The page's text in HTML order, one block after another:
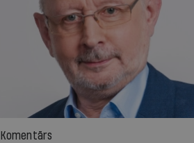
Komentārs